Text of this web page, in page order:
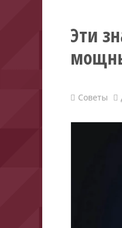
Эти
Советы